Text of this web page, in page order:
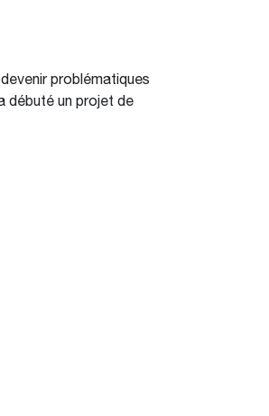
problématiques
débuté un projet de